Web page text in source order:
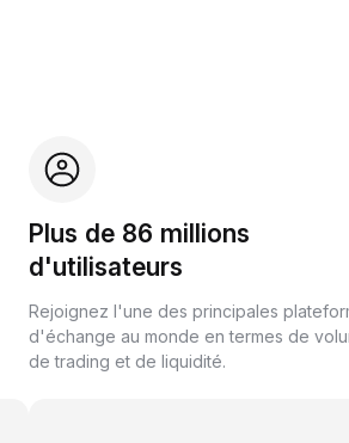
Plus de 86 millions
d'utilisateurs
Rejoignez l'une des principales
d'échange au monde en termes de
de trading et de liquidité.